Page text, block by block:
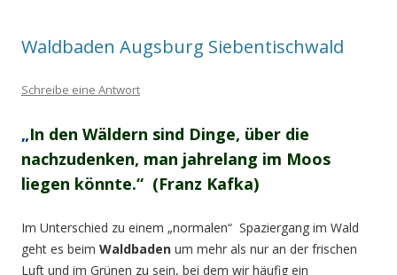
Waldbaden Augsburg Siebentischwald
Schreibe eine Antwort
„In den Wäldern sind Dinge, über die
nachzudenken, man jahrelang im Moos
liegen könnte.“ (Franz Kafka)
Im Unterschied zu einem „normalen“ Spaziergang im Wald
geht es beim Waldbaden um mehr als nur an der frischen
Luft und im Grünen zu sein, bei dem wir häufig ein